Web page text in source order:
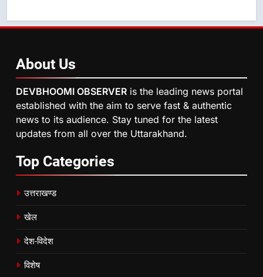
About Us
DEVBHOOMI OBSERVER is the leading news portal
established with the aim to serve fast & authentic
news to its audience. Stay tuned for the latest
updates from all over the Uttarakhand.
Top Categories
उत्तराखण्ड
खेल
देश-विदेश
विशेष